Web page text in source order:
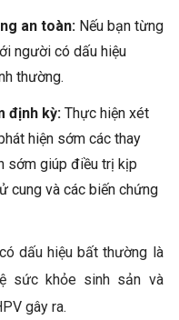
an toàn:Nếu bạn từng
người có dấu hiệu
thường.
định kỳ:Thực hiện xét
hiện sớm các thay
sớm giúp điều trị kịp
cung và các biến chứng
dấu hiệu bất thường là
sức khỏe sinh sản và
gây ra.